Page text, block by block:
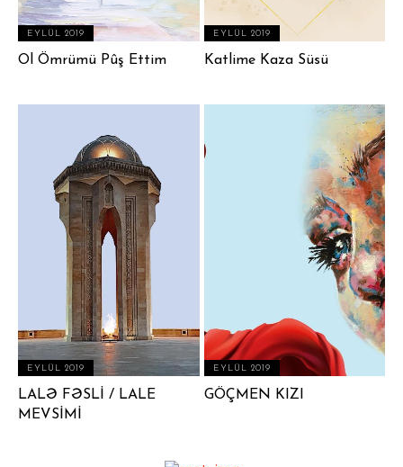
EYLÜL 2019
Ol Ömrümü Pûş Ettim
EYLÜL 2019
Katlime Kaza Süsü
EYLÜL 2019
LALƏ FƏSLİ / LALE
MEVSİMİ
EYLÜL 2019
GÖÇMEN KIZI